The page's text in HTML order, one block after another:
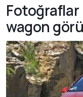
Fotoğraflar
wagon